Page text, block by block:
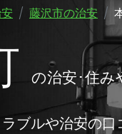
藤沢市の治安
の治安･住み
ブルや治安の